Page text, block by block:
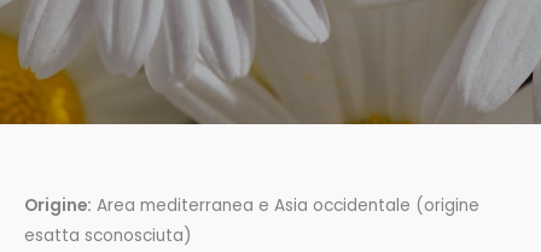
Origine: Area mediterranea e Asia occidentale (origine
esatta sconosciuta)